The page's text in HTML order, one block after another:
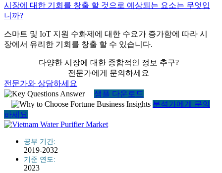
시장에 대한 기회를 창출 할 것으로 예상되는 요소는 무엇입
니까?
스마트 및 IoT 지원 수화제에 대한 수요가 증가함에 따라 시
장에서 유리한 기회를 창출 할 수 있습니다.
다양한 시장에 대한 종합적인 정보 추구?
전문가에게 문의하세요
전문가와 상담하세요
샘플 다운로드
분석가에게 문의
하세요
공부 기간:
2019-2032
기준 연도:
2023